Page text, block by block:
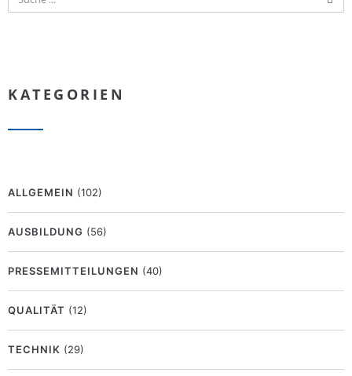
KATEGORIEN
ALLGEMEIN (102)
AUSBILDUNG (56)
PRESSEMITTEILUNGEN (40)
QUALITÄT (12)
TECHNIK (29)